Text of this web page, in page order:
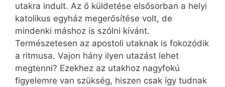
utakra indult. Az ő küldetése elsősorban a helyi
katolikus egyház megerősítése volt, de
mindenki máshoz is szólni kívánt.
Természetesen az apostoli utaknak is fokozódik
a ritmusa. Vajon hány ilyen utazást lehet
megtenni? Ezekhez az utakhoz nagyfokú
figyelemre van szükség, hiszen csak így tudnak